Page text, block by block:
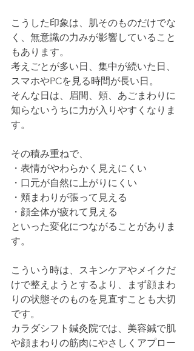
こうした印象は、肌そのものだけでな
く、無意識の力みが影響していること
もあります。
考えごとが多い日、集中が続いた日、
スマホやPCを見る時間が長い日。
そんな日は、眉間、頬、あごまわりに
知らないうちに力が入りやすくなりま
す。
その積み重ねで、
・表情がやわらかく見えにくい
・口元が自然に上がりにくい
・頬まわりが張って見える
・顔全体が疲れて見える
といった変化につながることがありま
す。
こういう時は、スキンケアやメイクだ
けで整えようとするより、まず顔まわ
りの状態そのものを見直すことも大切
です。
カラダシフト鍼灸院では、美容鍼で肌
や顔まわりの筋肉にやさしくアプロー